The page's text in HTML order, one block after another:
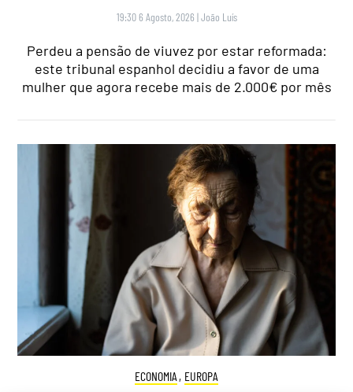
19:30 6 Agosto, 2026 |João Luís
Perdeu a pensão de viuvez por estar reformada:
este tribunal espanhol decidiu a favor de uma
mulher que agora recebe mais de 2.000€ por mês
ECONOMIA , EUROPA